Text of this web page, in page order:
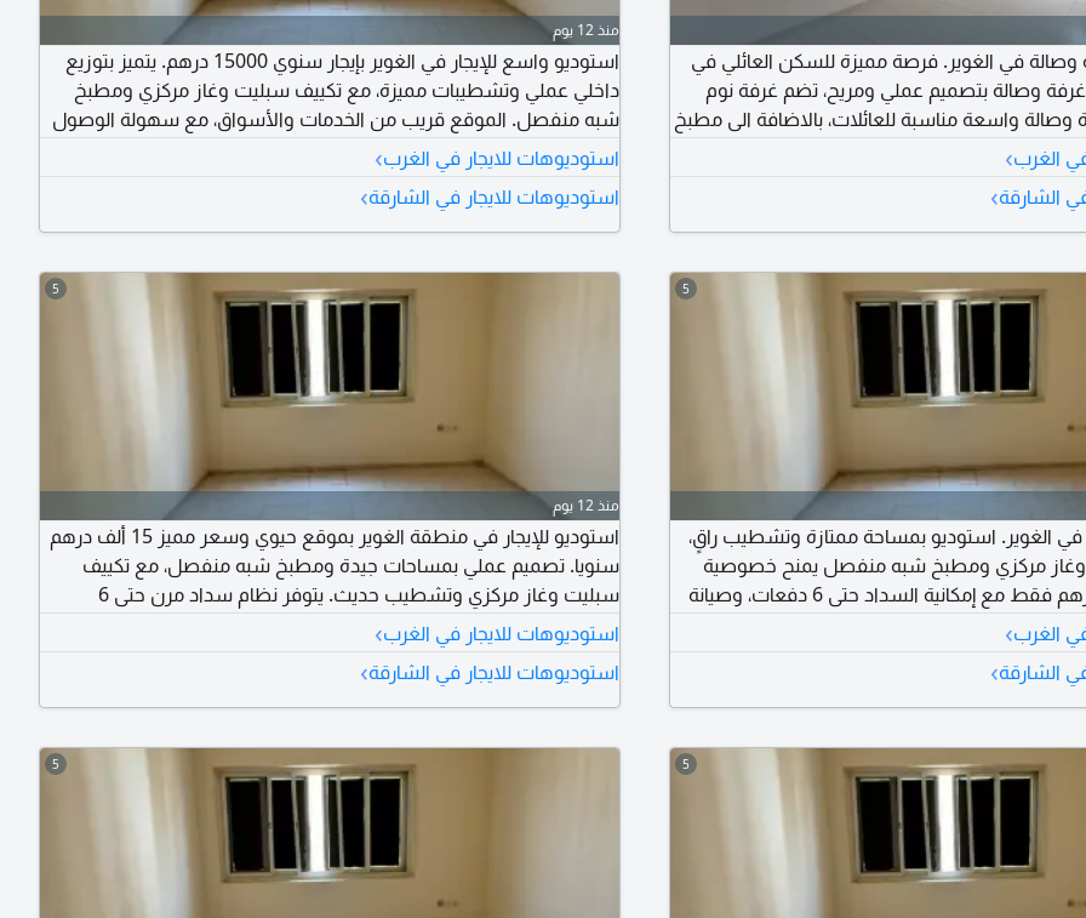
وصالة في الغوير. فرصة مميزة للسكن العائلي في
وصالة بتصميم عملي ومريح، تضم غرفة نوم
وصالة واسعة مناسبة للعائلات، بالاضافة الى مطبخ
وحمام بتشطيبات ممتازة ونظيفة. الشقة مجهزة
وغاز مركزي، وتقع داخل بناية نظيفة مزودة
على مدار الساعة، مما يوفر الراحة والأمان
الغرب›
الشارقة›
منذ 12 يوم
استوديو واسع للإيجار في الغوير بإيجار سنوي 15000 درهم. يتميز بتوزيع
داخلي عملي وتشطيبات مميزة، مع تكييف سبليت وغاز مركزي ومطبخ
شبه منفصل. الموقع قريب من الخدمات والأسواق، مع سهولة الوصول
الى دبي وعجمان، وتسهيلات في الدفع وصيانة مجانية طوال العقد
استوديوهات للايجار في الغرب›
استوديوهات للايجار في الشارقة›
5
في الغوير. استوديو بمساحة ممتازة وتشطيب راقٍ،
وغاز مركزي ومطبخ شبه منفصل يمنح خصوصية
أكبر. الإيجار 15 ألف درهم فقط مع إمكانية السداد حتى 6 دفعات، وصيانة
قريب من دوار الساعة.الغرب›
الشارقة›
5
منذ 12 يوم
استوديو للإيجار في منطقة الغوير بموقع حيوي وسعر مميز 15 ألف درهم
سنويا. تصميم عملي بمساحات جيدة ومطبخ شبه منفصل، مع تكييف
سبليت وغاز مركزي وتشطيب حديث. يتوفر نظام سداد مرن حتى 6
دفعات، وصيانة مجانية طوال فترة الإيجار، وقرب من دوار الساعة ومخارج
دبي وعجمان
استوديوهات للايجار في الغرب›
استوديوهات للايجار في الشارقة›
5
5